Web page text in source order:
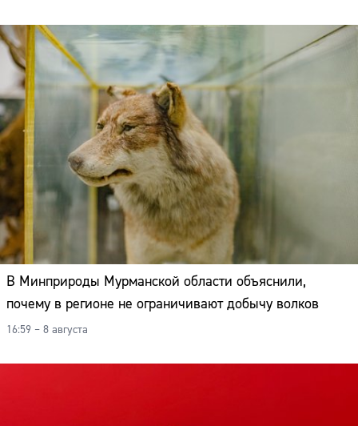
В Минприроды Мурманской области объяснили,
почему в регионе не ограничивают добычу волков
16:59 – 8 августа